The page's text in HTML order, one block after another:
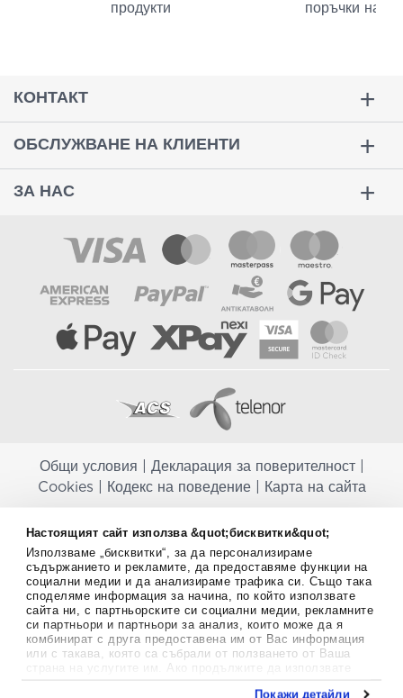
Настоящият сайт използва &quot;бисквитки&quot;
Използваме „бисквитки“, за да персонализираме
съдържанието и рекламите, да предоставяме функции на
социални медии и да анализираме трафика си. Също така
споделяме информация за начина, по който използвате
сайта ни, с партньорските си социални медии, рекламните
си партньори и партньори за анализ, които може да я
комбинират с друга предоставена им от Вас информация
или с такава, която са събрали от ползването от Ваша
страна на услугите им. Ако продължите да използвате
Покажи детайли
продукти
поръчки над
КОНТАКТ
ОБСЛУЖВАНЕ НА КЛИЕНТИ
ЗА НАС
Общи условия Декларация за поверителност|
Cookies
Кодекс на поведение| Карта на сайта
заместват балансираната диета и не са предназначени за
профилактика, лечение или лечение на човешки заболявания.
Консултирайте се с Вашия лекар, ако сте бременна, кърмите,
приемате лекарства или имате някакви здравословни проблеми,
преди да използвате някаква хранителна добавка. Непрекъснато се
стремим да ви предоставяме точна и валидна информация. Ако
имате някакви въпроси или коментари относно тях, моля свържете
се с нас.